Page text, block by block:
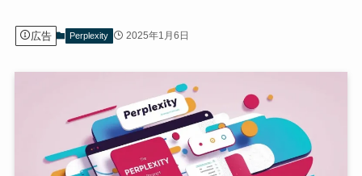
広告 Perplexity 2025年1月6日